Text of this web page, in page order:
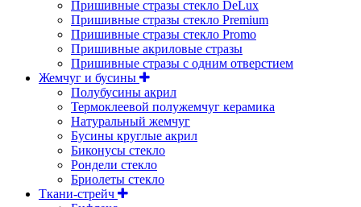
Пришивные стразы стекло DeLux
Пришивные стразы стекло Premium
Пришивные стразы стекло Promo
Пришивные акриловые стразы
Пришивные стразы с одним отверстием
Жемчуг и бусины
Полубусины акрил
Термоклеевой полужемчуг керамика
Натуральный жемчуг
Бусины круглые акрил
Биконусы стекло
Рондели стекло
Бриолеты стекло
Ткани-стрейч